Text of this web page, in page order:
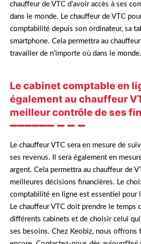
chauffeur de VTC d’avoir accès à ses
dans le monde. Le chauffeur de VTC
comptabilité depuis son ordinateur, sa
smartphone. Cela permettra au
travailler de n’importe où dans le monde.
Le cabinet comptable en
également au chauffeur
meilleur contrôle de ses
Le chauffeur VTC sera en mesure de
ses revenus. Il sera également en
argent. Cela permettra au chauffeur de
meilleures décisions financières. Le
comptabilité en ligne est essentiel pour
Le chauffeur VTC doit prendre le temps
différents cabinets et de choisir celui
ses besoins. Chez Keobiz, nous offrons